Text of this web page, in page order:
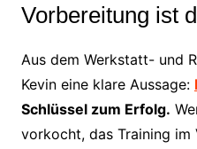
Vorbereitung ist
Aus dem Werkstatt- und
Kevin eine klare Aussage:
Schlüssel zum Erfolg.
vorkocht, das Training im